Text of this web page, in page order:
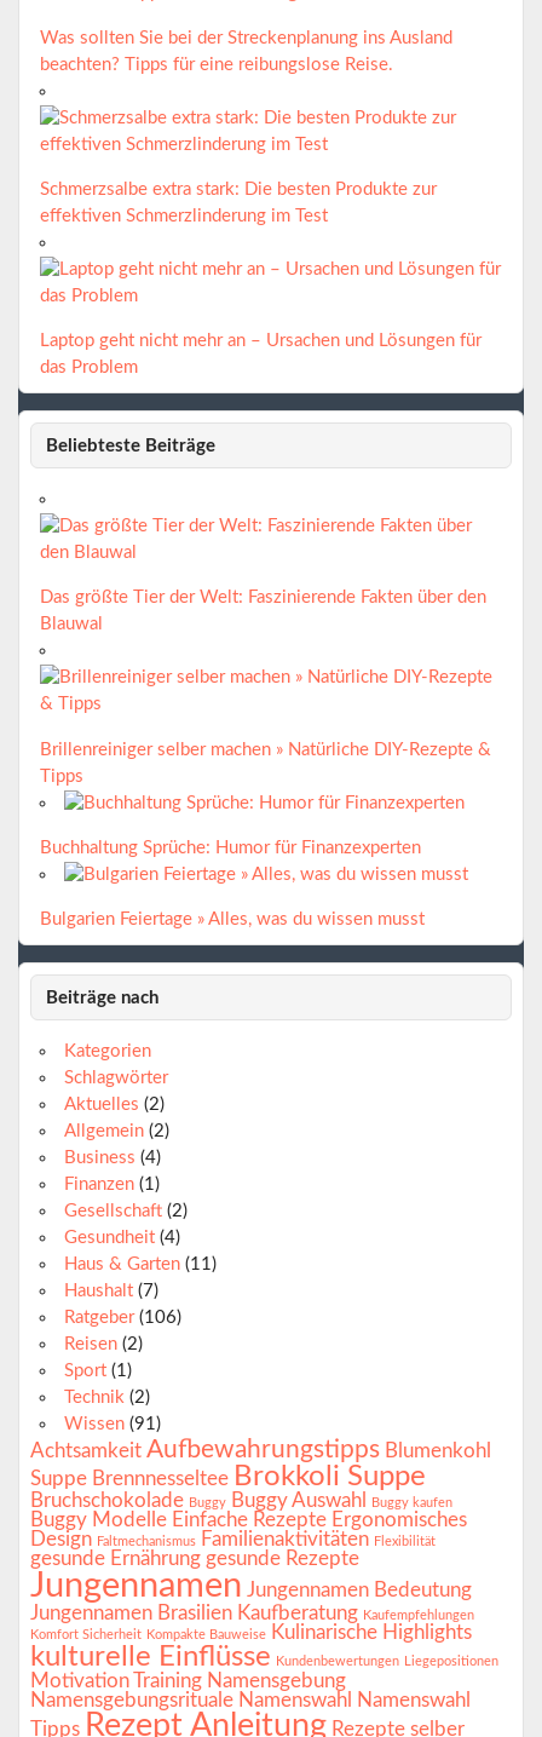
Was sollten Sie bei der Streckenplanung ins Ausland
beachten? Tipps für eine reibungslose Reise.
Schmerzsalbe extra stark: Die besten Produkte zur
effektiven Schmerzlinderung im Test
Laptop geht nicht mehr an – Ursachen und Lösungen für
das Problem
Beliebteste Beiträge
Das größte Tier der Welt: Faszinierende Fakten über den
Blauwal
Brillenreiniger selber machen » Natürliche DIY-Rezepte &
Tipps
Buchhaltung Sprüche: Humor für Finanzexperten
Bulgarien Feiertage » Alles, was du wissen musst
Beiträge nach
Kategorien
Schlagwörter
Aktuelles (2)
Allgemein (2)
Business (4)
Finanzen (1)
Gesellschaft (2)
Gesundheit (4)
Haus & Garten (11)
Haushalt (7)
Ratgeber(106)
Reisen (2)
Sport (1)
Technik (2)
Wissen (91)
Achtsamkeit Aufbewahrungstipps Blumenkohl
Suppe Brennnesseltee Brokkoli Suppe
Bruchschokolade Buggy Buggy Auswahl Buggy kaufen
Buggy Modelle Einfache Rezepte Ergonomisches
Design Faltmechanismus Familienaktivitäten Flexibilität
gesunde Ernährung gesunde Rezepte
Jungennamen Jungennamen Bedeutung
Jungennamen Brasilien Kaufberatung Kaufempfehlungen
Komfort Sicherheit Kompakte Bauweise Kulinarische Highlights
kulturelle Einflüsse Kundenbewertungen Liegepositionen
Motivation Training Namensgebung
Namensgebungsrituale Namenswahl
Namenswahl
Tipps Rezept Anleitung Rezepte selber